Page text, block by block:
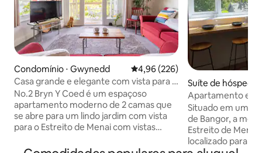
Condomínio ⋅ Gwynedd 4,96 de uma avaliação média de
4,96 (226)
Casa grande e elegante com vista para o
mar
No.2 Bryn Y Coed é um espaçoso
apartamento moderno de 2 camas que
se abre para um lindo jardim com vista
para o Estreito de Menai com vistas
uma localização tranquila e pacífica, mas
Suíte de
dd
Apartamento
tranquila de
Situado em uma
de Bangor, a
Estreito de Menai
localizado para a